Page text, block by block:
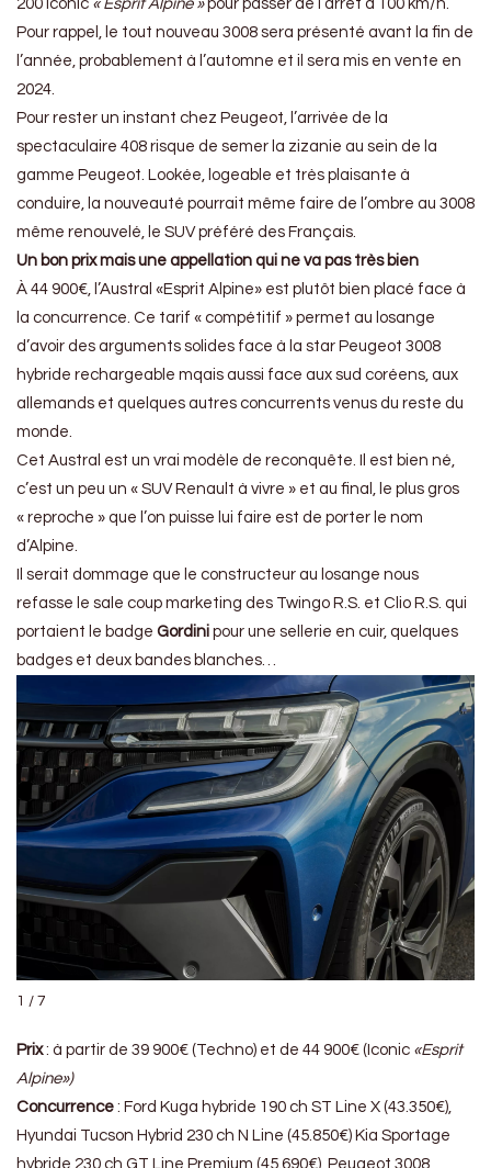
200 Iconic « Esprit Alpine »pour passer de l’arrêt à 100 km/h.
Pour rappel, le tout nouveau 3008 sera présenté avant la fin de
l’année, probablement à l’automne et il sera mis en vente en
2024.
Pour rester un instant chez Peugeot, l’arrivée de la
spectaculaire 408 risque de semer la zizanie au sein de la
gamme Peugeot. Lookée, logeable et très plaisante à
conduire, la nouveauté pourrait même faire de l’ombre au 3008
même renouvelé, le SUV préféré des Français.
Un bon prix mais une appellation qui ne va pas très bien
À 44 900€, l’Austral «Esprit Alpine» est plutôt bien placé face à
la concurrence. Ce tarif « compétitif » permet au losange
d’avoir des arguments solides face à la star Peugeot 3008
hybride rechargeable mqais aussi face aux sud coréens, aux
allemands et quelques autres concurrents venus du reste du
monde.
Cet Austral est un vrai modèle de reconquête. Il est bien né,
c’est un peu un « SUV Renault à vivre » et au final, le plus gros
« reproche » que l’on puisse lui faire est de porter le nom
d’Alpine.
Il serait dommage que le constructeur au losange nous
refasse le sale coup marketing des Twingo R.S. et Clio R.S. qui
portaient le badge Gordini pour une sellerie en cuir, quelques
badges et deux bandes blanches…
1 / 7
Prix: à partir de 39 900€ (Techno) et de 44 900€ (Iconic «Esprit
Alpine»)
Concurrence : Ford Kuga hybride 190 ch ST Line X (43.350€),
Hyundai Tucson Hybrid 230 ch N Line (45.850€) Kia Sportage
hybride 230 ch GT Line Premium (45.690€), Peugeot 3008